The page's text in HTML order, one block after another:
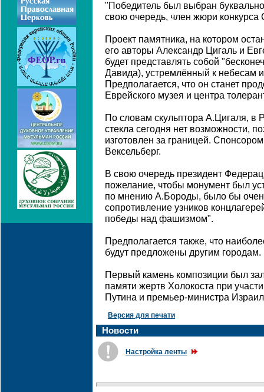
"Победитель был выбран
свою очередь, член жюри конкурса
Проект памятника, на котором
его авторы Александр Цигаль и
будет представлять собой
Давида), устремлённый к небесам
Предполагается, что он станет
Еврейского музея и центра
По словам скульптора А.Цигаля, в
стекла сегодня нет возможности,
изготовлен за границей.
Вексельберг.
В свою очередь президент
пожелание, чтобы монумент был
по мнению А.Бороды, было бы
сопротивление узников
победы над фашизмом".
Предполагается также, что
будут предложены другим городам.
Первый камень композиции был
памяти жертв Холокоста при
Путина и премьер-министра
Версия для печати
Новости
Настройка ленты